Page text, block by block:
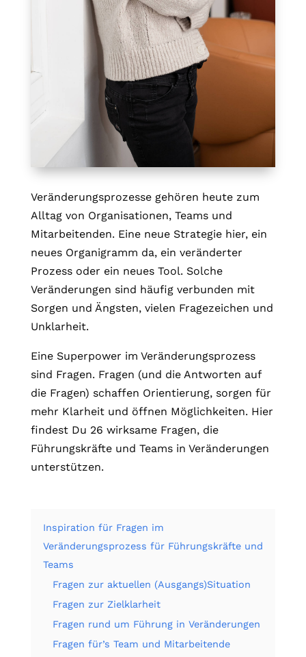
Veränderungsprozesse gehören heute zum
Alltag von Organisationen, Teams und
Mitarbeitenden. Eine neue Strategie hier, ein
neues Organigramm da, ein veränderter
Prozess oder ein neues Tool. Solche
Veränderungen sind häufig verbunden mit
Sorgen und Ängsten, vielen Fragezeichen und
Unklarheit.
Eine Superpower im Veränderungsprozess
sind Fragen. Fragen (und die Antworten auf
die Fragen) schaffen Orientierung, sorgen für
mehr Klarheit und öffnen Möglichkeiten. Hier
findest Du 26 wirksame Fragen, die
Führungskräfte und Teams in Veränderungen
unterstützen.
Inspiration für Fragen im
Veränderungsprozess für Führungskräfte und
Teams
Fragen zur aktuellen (Ausgangs)Situation
Fragen zur Zielklarheit
Fragen rund um Führung in Veränderungen
Fragen für’s Team und Mitarbeitende